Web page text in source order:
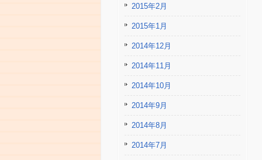
2015年2月
2015年1月
2014年12月
2014年11月
2014年10月
2014年9月
2014年8月
2014年7月